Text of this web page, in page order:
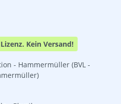
Kein Versand!
- Hammermüller (BVL -